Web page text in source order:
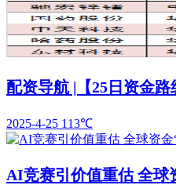
配资导航 |【25日资金
2025-4-25 113℃
AI竞赛引价值重估 全球